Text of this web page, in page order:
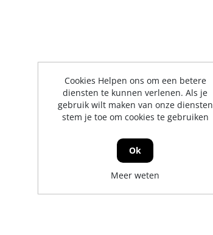
Cookies Helpen ons om een betere
diensten te kunnen verlenen. Als je
gebruik wilt maken van onze diensten
stem je toe om cookies te gebruiken
Ok
Meer weten